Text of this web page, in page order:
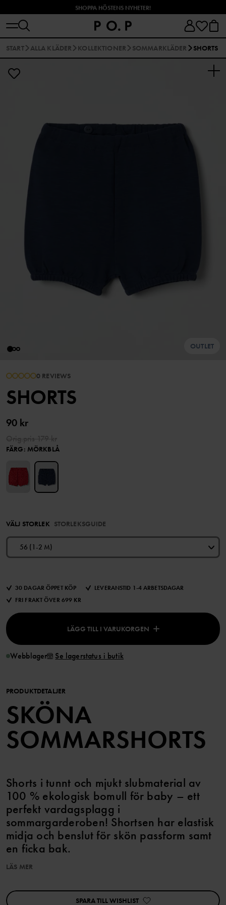
SHOPPA HÖSTENS NYHETER!
START ALLA KLÄDER KOLLEKTIONER SOMMARKLÄDER SHORTS
OUTLET
0 REVIEWS
SHORTS
90 kr
FÄRG: MÖRKBLÅ
VÄLJ STORLEK STORLEKSGUIDE
56 (1-2 M)
30 DAGAR ÖPPET KÖP
LEVERANSTID 1-4 ARBETSDAGAR
FRI FRAKT ÖVER 699 KR
LÄGG TILL I VARUKORGEN
Webblager Se lagerstatus i butik
PRODUKTDETALJER
SKÖNA
SOMMARSHORTS
Shorts i tunnt och mjukt slubmaterial av
100 % ekologisk bomull för baby – ett
perfekt vardagsplagg i
sommargarderoben! Shortsen har elastisk
midja och benslut för skön passform samt
en ficka bak.
Produktsäkerhet:
LÄS MER
SPARA TILL WISHLIST